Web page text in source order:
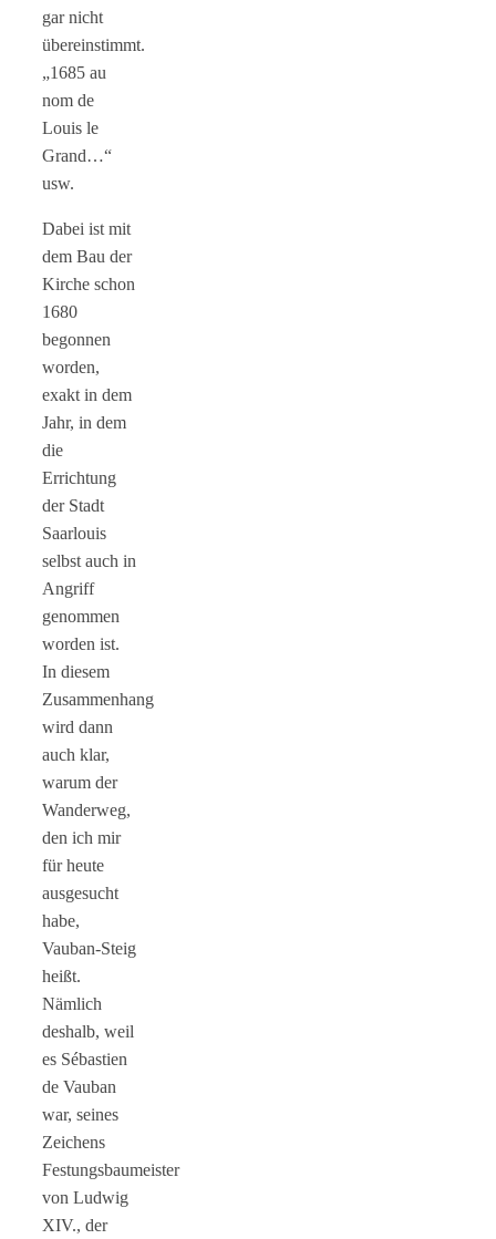
gar nicht
übereinstimmt.
„1685 au
nom de
Louis le
Grand…“
usw.
Dabei ist mit
dem Bau der
Kirche schon
1680
begonnen
worden,
exakt in dem
Jahr, in dem
die
Errichtung
der Stadt
Saarlouis
selbst auch in
Angriff
genommen
worden ist.
In diesem
Zusammenhang
wird dann
auch klar,
warum der
Wanderweg,
den ich mir
für heute
ausgesucht
habe,
Vauban-Steig
heißt.
Nämlich
deshalb, weil
es Sébastien
de Vauban
war, seines
Zeichens
Festungsbaumeister
von Ludwig
XIV., der